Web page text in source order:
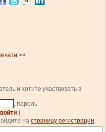
>>
и хотите участвовать в
, пароль
| войти |
.
на страницу регистрации.